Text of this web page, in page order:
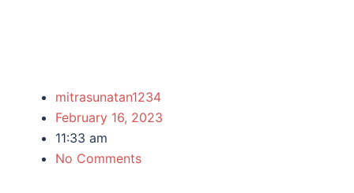
mitrasunatan1234
February 16, 2023
11:33 am
No Comments